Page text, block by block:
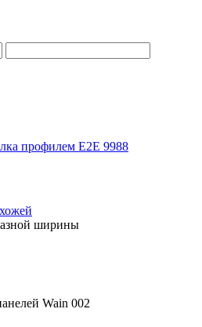
профилем E2E 9988
ширины
Wain 002